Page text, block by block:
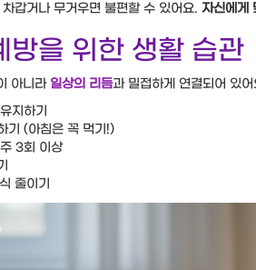
갑거나 무거우면 불편할 수 있어요. 자신에게
방을 위한 생활 습관
아니라 일상의 리듬과 밀접하게 연결되어 있
지하기
기 (아침은 꼭 먹기!)
3회 이상
줄이기